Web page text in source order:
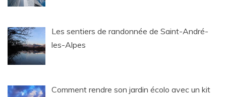
Les sentiers de randonnée de Saint-André-
les-Alpes
Comment rendre son jardin écolo avec un kit